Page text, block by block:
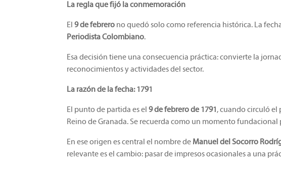
La regla que fijó la conmemoración
El 9 de febrero no quedó solo como referencia histórica. La
Periodista Colombiano.
Esa decisión tiene una consecuencia práctica: convierte la
reconocimientos y actividades del sector.
La razón de la fecha: 1791
El punto de partida es el 9 de febrero de 1791 , cuando circuló el
Reino de Granada. Se recuerda como un momento
En ese origen es central el nombre de Manuel del Socorro
relevante es el cambio: pasar de impresos ocasionales a una